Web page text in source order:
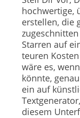
hochwertige,
erstellen, die
Starren auf
teuren
wäre es,
könnte,
ein auf
diesem